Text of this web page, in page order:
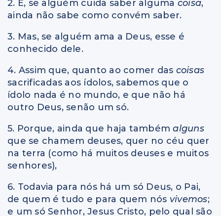
2. E, se alguém cuida saber alguma coisa,
ainda não sabe como convém saber.
3. Mas, se alguém ama a Deus, esse é
conhecido dele.
4. Assim que, quanto ao comer das coisas
sacrificadas aos ídolos, sabemos que o
ídolo nada é no mundo, e que não há
outro Deus, senão um só.
5. Porque, ainda que haja tambémalguns
que se chamem deuses, quer no céu quer
na terra (como há muitos deuses e muitos
senhores),
6. Todavia para nós há um só Deus, o Pai,
de quem é tudo e para quem nós vivemos;
e um só Senhor, Jesus Cristo, pelo qual são